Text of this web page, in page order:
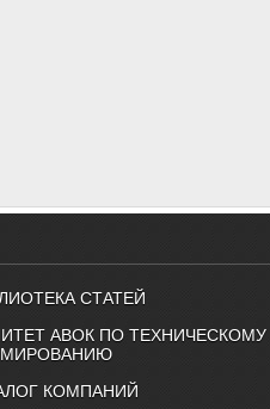
СТАТЕЙ
АВОК ПО ТЕХНИЧЕСКОМУ
КОМПАНИЙ